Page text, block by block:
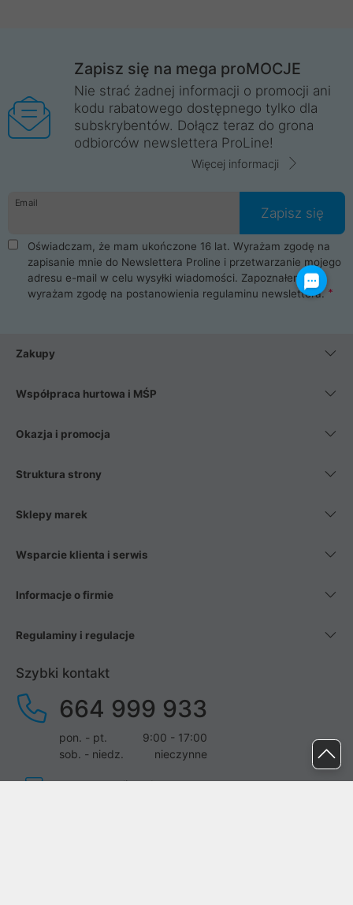
Zapisz się na mega proMOCJE
Nie strać żadnej informacji o promocji ani
kodu rabatowego dostępnego tylko dla
subskrybentów. Dołącz teraz do grona
odbiorców newslettera ProLine!
Więcej informacji
Email
Zapisz się
Oświadczam, że mam ukończone 16 lat. Wyrażam zgodę na
zapisanie mnie do Newslettera Proline i przetwarzanie mojego
adresu e-mail w celu wysyłki wiadomości. Zapoznałem się i
wyrażam zgodę na postanowienia regulaminu newslettera.
Zakupy
Współpraca hurtowa i MŚP
Okazja i promocja
Struktura strony
Sklepy marek
Wsparcie klienta i serwis
Informacje o firmie
Regulaminy i regulacje
Szybki kontakt
664 999 933
pon. - pt.
9:00 - 17:00
sob. - niedz.
nieczynne
pomoc@proline.pl